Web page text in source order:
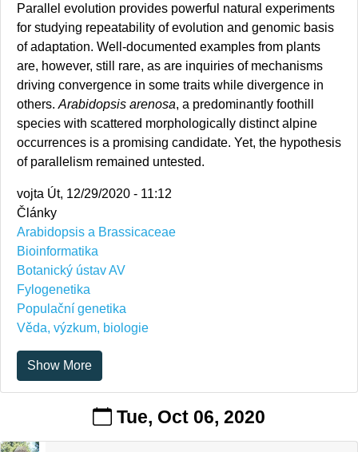
Parallel evolution provides powerful natural experiments
for studying repeatability of evolution and genomic basis
of adaptation. Well-documented examples from plants
are, however, still rare, as are inquiries of mechanisms
driving convergence in some traits while divergence in
others. Arabidopsis arenosa, a predominantly foothill
species with scattered morphologically distinct alpine
occurrences is a promising candidate. Yet, the hypothesis
of parallelism remained untested.
vojta Út, 12/29/2020 - 11:12
Články
Arabidopsis a Brassicaceae
Bioinformatika
Botanický ústav AV
Fylogenetika
Populační genetika
Věda, výzkum, biologie
Show More
Tue, Oct 06, 2020